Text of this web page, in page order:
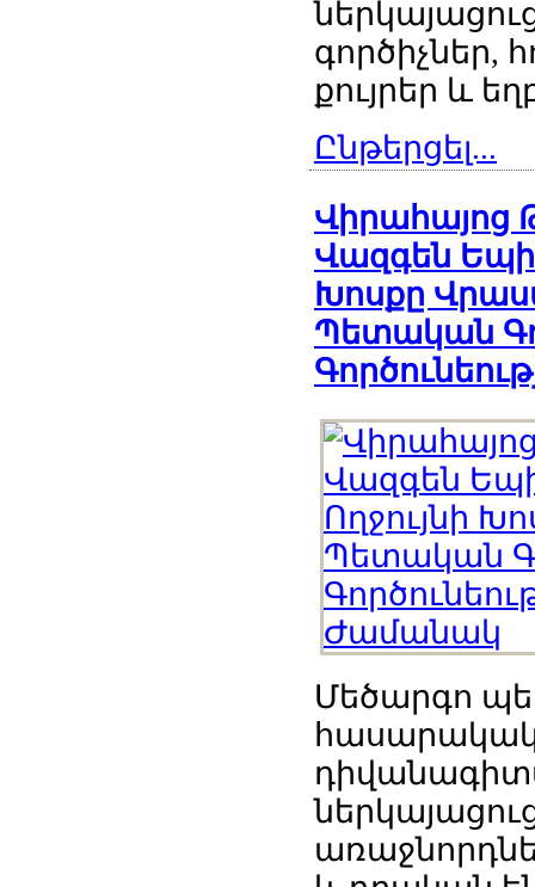
գործիչներ,
քույրեր և
Ընթերցել...
Վիրահայոց
Վազգեն
Խոսքը
Պետական
Մեծարգո